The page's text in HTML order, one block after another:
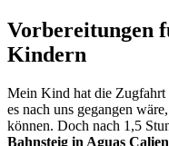
Vorbereitungen
Kindern
Mein Kind hat die Zugfahrt
es nach uns gegangen
können. Doch nach 1,5
Bahnsteig in Aguas